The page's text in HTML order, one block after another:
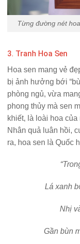
Từng đường nét
3. Tranh Hoa Sen
Hoa sen mang vẻ
bị ảnh hưởng bới
phòng ngủ, vừa
phong thủy mà sen
khiết, là loài hoa
Nhân quả luân hồi,
ra, hoa sen là Quốc
Lá xanh
Nhị
Gần bùn